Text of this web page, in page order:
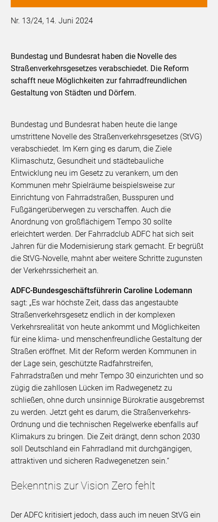
Nr. 13/24, 14. Juni 2024
Bundestag und Bundesrat haben die Novelle des
Straßenverkehrsgesetzes verabschiedet. Die Reform
schafft neue Möglichkeiten zur fahrradfreundlichen
Gestaltung von Städten und Dörfern.
Bundestag und Bundesrat haben heute die lange
umstrittene Novelle des Straßenverkehrsgesetzes (StVG)
verabschiedet. Im Kern ging es darum, die Ziele
Klimaschutz, Gesundheit und städtebauliche
Entwicklung neu im Gesetz zu verankern, um den
Kommunen mehr Spielräume beispielsweise zur
Einrichtung von Fahrradstraßen, Busspuren und
Fußgängerüberwegen zu verschaffen. Auch die
Anordnung von großflächigem Tempo 30 sollte
erleichtert werden. Der Fahrradclub ADFC hat sich seit
Jahren für die Modernisierung stark gemacht. Er begrüßt
die StVG-Novelle, mahnt aber weitere Schritte zugunsten
der Verkehrssicherheit an.
ADFC-Bundesgeschäftsführerin Caroline Lodemann
sagt: „Es war höchste Zeit, dass das angestaubte
Straßenverkehrsgesetz endlich in der komplexen
Verkehrsrealität von heute ankommt und Möglichkeiten
für eine klima- und menschenfreundliche Gestaltung der
Straßen eröffnet. Mit der Reform werden Kommunen in
der Lage sein, geschützte Radfahrstreifen,
Fahrradstraßen und mehr Tempo 30 einzurichten und so
zügig die zahllosen Lücken im Radwegenetz zu
schließen, ohne durch unsinnige Bürokratie ausgebremst
zu werden. Jetzt geht es darum, die Straßenverkehrs-
Ordnung und die technischen Regelwerke ebenfalls auf
Klimakurs zu bringen. Die Zeit drängt, denn schon 2030
soll Deutschland ein Fahrradland mit durchgängigen,
attraktiven und sicheren Radwegenetzen sein.“
Bekenntnis zur Vision Zero fehlt
Der ADFC kritisiert jedoch, dass auch im neuen StVG ein